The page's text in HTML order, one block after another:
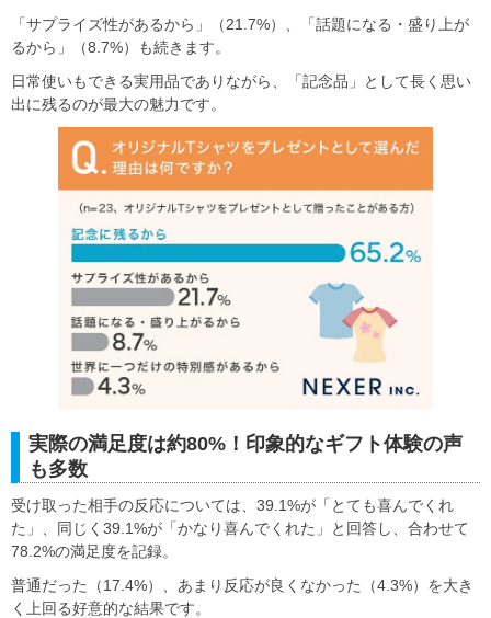
「サプライズ性があるから」（21.7%）、「話題になる・盛り上が
るから」（8.7%）も続きます。
日常使いもできる実用品でありながら、「記念品」として長く思い
出に残るのが最大の魅力です。
実際の満足度は約80%！印象的なギフト体験の声
も多数
受け取った相手の反応については、39.1%が「とても喜んでくれ
た」、同じく39.1%が「かなり喜んでくれた」と回答し、合わせて
78.2%の満足度を記録。
普通だった（17.4%）、あまり反応が良くなかった（4.3%）を大き
く上回る好意的な結果です。